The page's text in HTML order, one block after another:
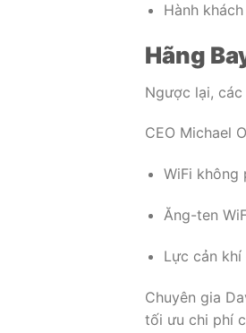
Hành
Hãng
Ngược lại,
CEO Michael
WiFi không
Ăng-ten
Lực cản
Chuyên gia
tối ưu chi phí